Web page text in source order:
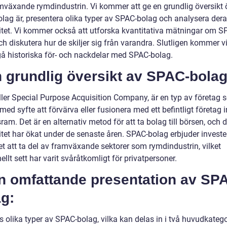
rymdindustrin. Vi kommer att ge en grundlig översikt
är, presentera olika typer av SPAC-bolag och analysera
Vi kommer också att utforska kvantitativa mätningar om
diskutera hur de skiljer sig från varandra. Slutligen kommer
historiska för- och nackdelar med SPAC-bolag.
grundlig översikt av SPAC-
Special Purpose Acquisition Company, är en typ av företag
syfte att förvärva eller fusionera med ett befintligt företag
Det är en alternativ metod för att ta bolag till börsen, och
har ökat under de senaste åren. SPAC-bolag erbjuder
att ta del av framväxande sektorer som rymdindustrin, vilket
sett har varit svåråtkomligt för privatpersoner.
omfattande presentation av
olika typer av SPAC-bolag, vilka kan delas in i två